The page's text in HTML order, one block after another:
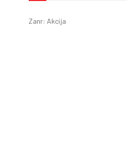
Zanr: Akcija